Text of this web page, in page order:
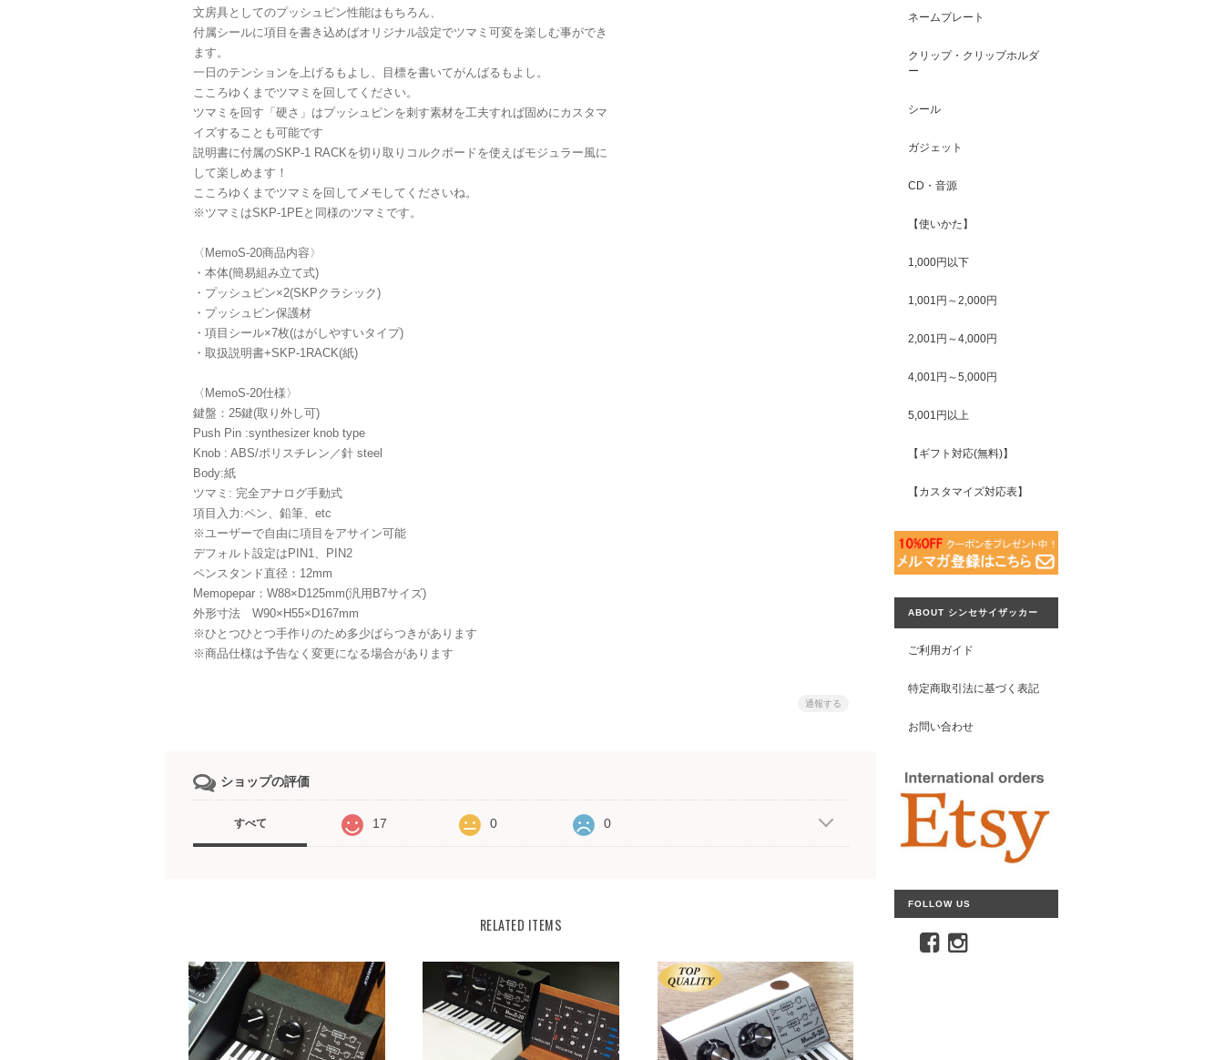
文房具としてのプッシュピン性能はもちろん、
付属シールに項目を書き込めばオリジナル設定でツマミ可変を楽しむ事ができ
ます。
一日のテンションを上げるもよし、目標を書いてがんばるもよし。
こころゆくまでツマミを回してください。
ツマミを回す「硬さ」はプッシュピンを刺す素材を工夫すれば固めにカスタマ
イズすることも可能です
説明書に付属のSKP-1 RACKを切り取りコルクボードを使えばモジュラー風に
して楽しめます！
こころゆくまでツマミを回してメモしてくださいね。
※ツマミはSKP-1PEと同様のツマミです。
〈MemoS-20商品内容〉
・本体(簡易組み立て式)
・プッシュピン×2(SKPクラシック)
・プッシュピン保護材
・項目シール×7枚(はがしやすいタイプ)
・取扱説明書+SKP-1RACK(紙)
〈MemoS-20仕様〉
鍵盤：25鍵(取り外し可)
Push Pin :synthesizer knob type
Knob : ABS/ポリスチレン／針 steel
Body:紙
ツマミ: 完全アナログ手動式
項目入力:ペン、鉛筆、etc
※ユーザーで自由に項目をアサイン可能
デフォルト設定はPIN1、PIN2
ペンスタンド直径：12mm
Memopepar：W88×D125mm(汎用B7サイズ)
外形寸法 W90×H55×D167mm
※ひとつひとつ手作りのため多少ばらつきがあります
※商品仕様は予告なく変更になる場合があります
通報する
ショップの評価
すべて 17 0 0
RELATED ITEMS
ネームプレート
クリップ・クリップホルダ
ー
シール
ガジェット
CD・音源
【使いかた】
1,000円以下
1,001円～2,000円
2,001円～4,000円
4,001円～5,000円
5,001円以上
【ギフト対応(無料)】
【カスタマイズ対応表】
ABOUT シンセサイザッカー
ご利用ガイド
特定商取引法に基づく表記
お問い合わせ
FOLLOW US